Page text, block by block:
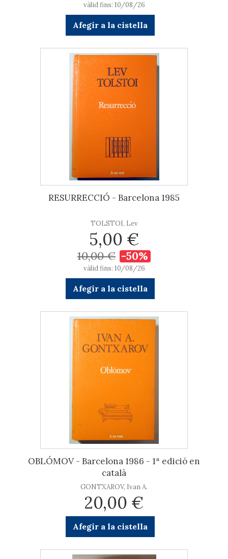
vàlid fins: 10/08/26
Afegir a la cistella
RESURRECCIÓ - Barcelona 1985
TOLSTOI, Lev
5,00 €
10,00 € -50%
vàlid fins: 10/08/26
Afegir a la cistella
OBLÓMOV - Barcelona 1986 - 1ª edició en
català
GONTXAROV, Ivan A.
20,00 €
Afegir a la cistella